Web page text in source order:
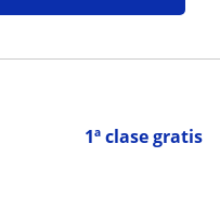
1ª clase gratis